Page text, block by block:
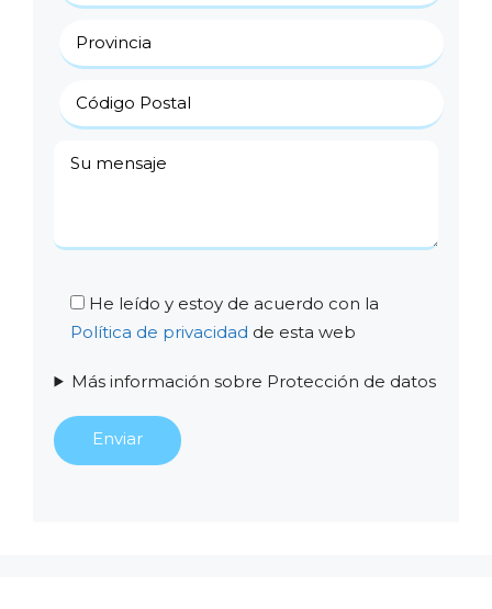
He leído y estoy de acuerdo con la
Política de privacidad de esta web
Más información sobre Protección de datos